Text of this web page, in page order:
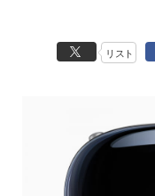
リスト